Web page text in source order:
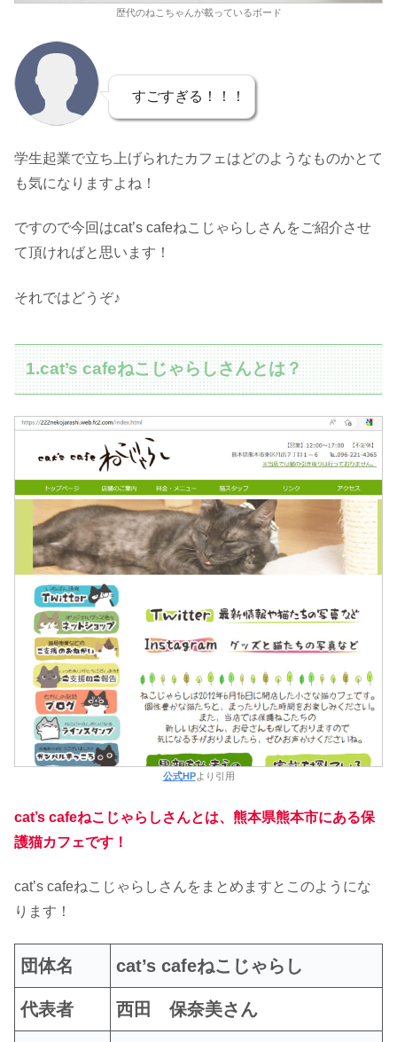
歴代のねこちゃんが載っているボード
すごすぎる！！！
学生起業で立ち上げられたカフェはどのようなものかとて
も気になりますよね！
ですので今回はcat’s cafeねこじゃらしさんをご紹介させ
て頂ければと思います！
それではどうぞ♪
1.cat’s cafeねこじゃらしさんとは？
公式HPより引用
cat’s cafeねこじゃらしさんとは、熊本県熊本市にある保
護猫カフェです！
cat’s cafeねこじゃらしさんをまとめますとこのようにな
ります！
団体名 cat’s cafeねこじゃらし
代表者 西田 保奈美さん